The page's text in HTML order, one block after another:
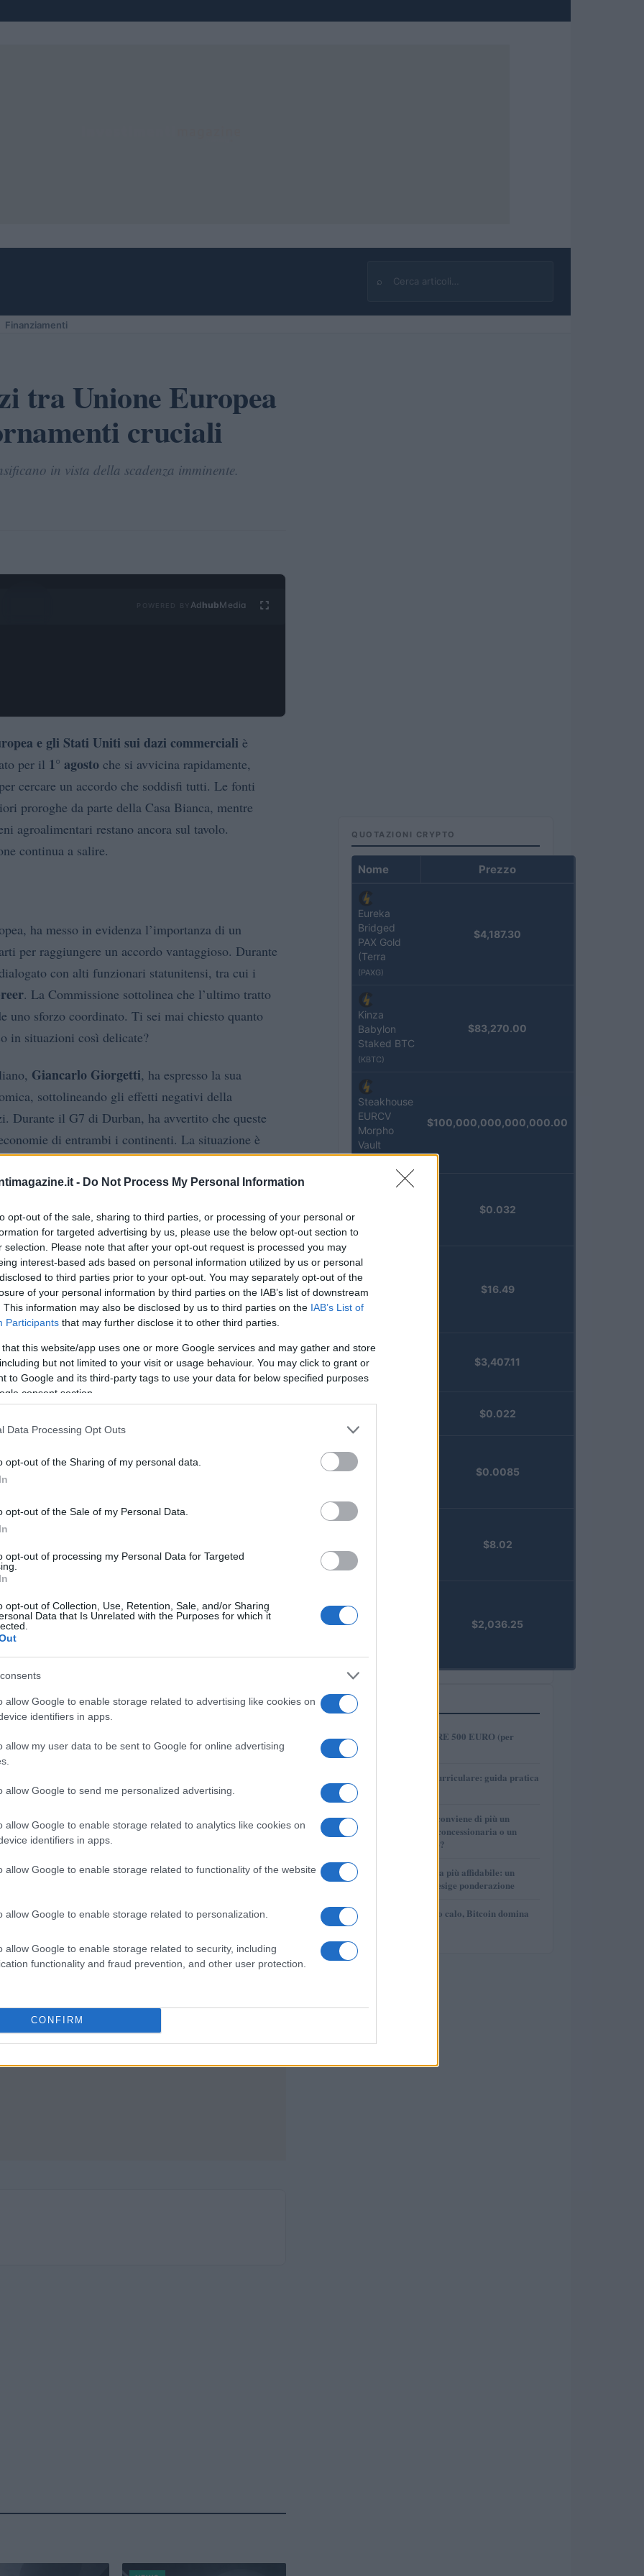
- Do Not Process My Personal Information
opt-out of the sale, sharing to third parties, or processing of your personal or
for targeted advertising by us, please use the below opt-out section to
selection. Please note that after your opt-out request is processed you may
interest-based ads based on personal information utilized by us or personal
to third parties prior to your opt-out. You may separately opt-out of the
of your personal information by third parties on the IAB’s list of downstream
This information may also be disclosed by us to third parties on the IAB’s List of
Participants that may further disclose it to other third parties.
that this website/app uses one or more Google services and may gather and store
but not limited to your visit or usage behaviour. You may click to grant or
to Google and its third-party tags to use your data for below specified purposes
consent section.
Data Processing Opt Outs
opt-out of the Sharing of my personal data.
opt-out of the Sale of my Personal Data.
opt-out of processing my Personal Data for Targeted
opt-out of Collection, Use, Retention, Sale, and/or Sharing
Data that Is Unrelated with the Purposes for which it
allow Google to enable storage related to advertising like cookies on
identifiers in apps.
allow my user data to be sent to Google for online advertising
allow Google to send me personalized advertising.
allow Google to enable storage related to analytics like cookies on
identifiers in apps.
allow Google to enable storage related to functionality of the website
allow Google to enable storage related to personalization.
allow Google to enable storage related to security, including
functionality and fraud prevention, and other user protection.
CONFIRM
⌕
Cerca
Finanziamenti
tra Unione Europea
cruciali
in vista della scadenza imminente.
Ad hubMedia
e gli Stati Uniti sui dazi commerciali è
per il 1° agosto che si avvicina rapidamente,
cercare un accordo che soddisfi tutti. Le fonti
proroghe da parte della Casa Bianca, mentre
agroalimentari restano ancora sul tavolo.
continua a salire.
ha messo in evidenza l’importanza di un
per raggiungere un accordo vantaggioso. Durante
con alti funzionari statunitensi, tra cui i
. La Commissione sottolinea che l’ultimo tratto
uno sforzo coordinato. Ti sei mai chiesto quanto
in situazioni così delicate?
Giancarlo Giorgetti, ha espresso la sua
sottolineando gli effetti negativi della
Durante il G7 di Durban, ha avvertito che queste
di entrambi i continenti. La situazione è
di evitare un’escalation che potrebbe avere
trovare una soluzione pacifica?
di Trump
è favorevole a mantenere dazi minimi tra il
rigida potrebbe complicare ulteriormente le
proposto di ridurre le tariffe sulle auto
che Trump non sia disposto a cedere, aumentando
possano incidere queste decisioni sui mercati?
negoziati potrebbero protrarsi fino all’ultimo
americana che potrebbe aumentare
di un accordo sembra più incerta, e tutti gli
come si evolverà questa situazione.
si trovano in una fase cruciale, con un
di trovare un terreno comune, ma le
ufficiali e le interazioni tra i funzionari
aperto, ma le pressioni politiche ed
finali. Rimanete sintonizzati per ulteriori sviluppi
ne pensi? Sarà possibile raggiungere un accordo
QUOTAZIONI CRYPTO
Nome Prezzo
Eureka
Bridged
PAX Gold
(Terra
(PAXG)
$4,187.30
Kinza
Babylon
Staked BTC
(KBTC)
$83,270.00
Steakhouse
EURCV
Morpho
Vault
$100,000,000,000,000.00
(EPOCH)
$0.032
Stride
Staked
Injective
$16.49
Vested XOR
(VXOR)
$3,407.11
$0.022
$0.0085
$8.02
PRIME)
$2,036.25
PIÙ LETTI
1
COME INVESTIRE 500 EURO (per
2
Tirocinio extra-curriculare: guida pratica
3
Per le auto usate conviene di più un
finanziamento in concessionaria o un
prestito personale?
4
La macchina usata più affidabile: un
investimento che esige ponderazione
5
Mercati in leggero calo, Bitcoin domina